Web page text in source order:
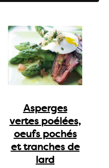
Asperges
vertes poélées,
oeufs pochés
et tranches de
lard